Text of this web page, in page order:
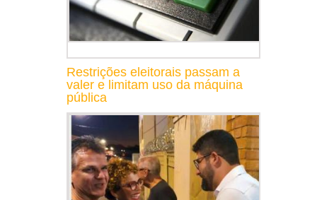
Restrições eleitorais passam a
valer e limitam uso da máquina
pública